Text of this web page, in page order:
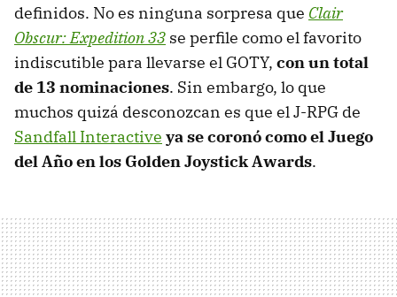
definidos. No es ninguna sorpresa que Clair
Obscur: Expedition 33 se perfile como el favorito
indiscutible para llevarse el GOTY, con un total
de 13 nominaciones. Sin embargo, lo que
muchos quizá desconozcan es que el J-RPG de
Sandfall Interactive ya se coronó como el Juego
del Año en los Golden Joystick Awards.